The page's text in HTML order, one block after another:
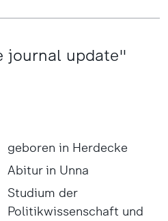
journal update"
geboren in Herdecke
Abitur in Unna
Studium der
Politikwissenschaft und